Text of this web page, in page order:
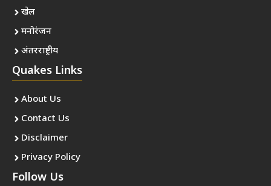
खेल
मनोरंजन
अंतरराष्ट्रीय
Quakes Links
About Us
Contact Us
Disclaimer
Privacy Policy
Follow Us